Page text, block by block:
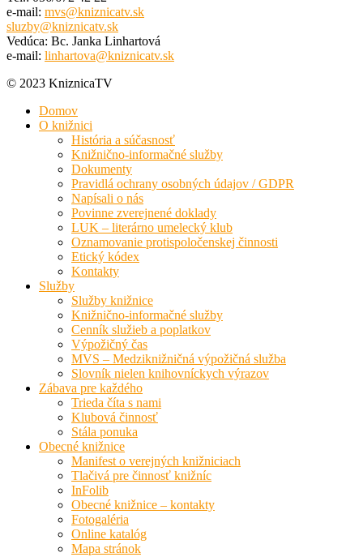
e-mail: mvs@kniznicatv.sk
sluzby@kniznicatv.sk
Vedúca: Bc. Janka Linhartová
e-mail: linhartova@kniznicatv.sk
© 2023 KniznicaTV
Domov
O knižnici
História a súčasnosť
Knižnično-informačné služby
Dokumenty
Pravidlá ochrany osobných údajov / GDPR
Napísali o nás
Povinne zverejnené doklady
LUK – literárno umelecký klub
Oznamovanie protispoločenskej činnosti
Etický kódex
Kontakty
Služby
Služby knižnice
Knižnično-informačné služby
Cenník služieb a poplatkov
Výpožičný čas
MVS – Medziknižničná výpožičná služba
Slovník nielen knihovníckych výrazov
Zábava pre každého
Trieda číta s nami
Klubová činnosť
Stála ponuka
Obecné knižnice
Manifest o verejných knižniciach
Tlačivá pre činnosť knižníc
InFolib
Obecné knižnice – kontakty
Fotogaléria
Online katalóg
Mapa stránok